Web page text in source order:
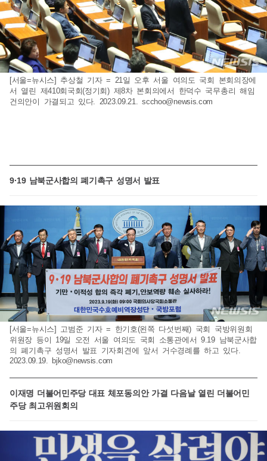
[서울=뉴시스] 추상철 기자 = 21일 오후 서울 여의도 국회 본회의장에
서 열린 제410회국회(정기회) 제8차 본회의에서 한덕수 국무총리 해임
건의안이 가결되고 있다. 2023.09.21.scchoo@newsis.com
9·19 남북군사합의 폐기촉구 성명서 발표
[서울=뉴시스] 고범준 기자 = 한기호(왼쪽 다섯번째) 국회 국방위원회
위원장 등이 19일 오전 서울 여의도 국회 소통관에서 9.19 남북군사합
의 폐기촉구 성명서 발표 기자회견에 앞서 거수경례를 하고 있다.
2023.09.19.
bjko@newsis.com
이재명 더불어민주당 대표 체포동의안 가결 다음날 열린 더불어민
주당 최고위원회의